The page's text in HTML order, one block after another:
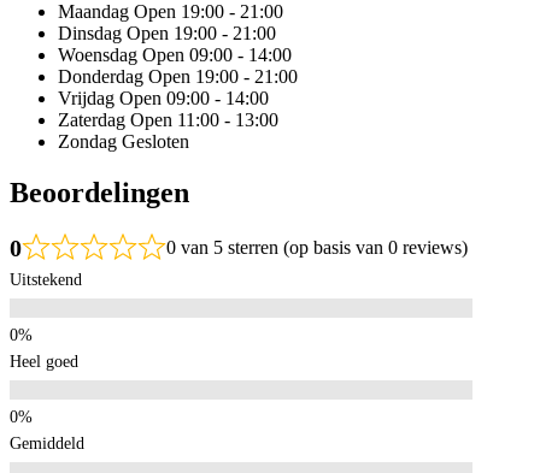
Maandag Open 19:00 - 21:00
Dinsdag Open 19:00 - 21:00
Woensdag Open 09:00 - 14:00
Donderdag Open 19:00 - 21:00
Vrijdag Open 09:00 - 14:00
Zaterdag Open 11:00 - 13:00
Zondag Gesloten
Beoordelingen
0 0 van 5 sterren (op basis van 0 reviews)
Uitstekend
Heel goed
Gemiddeld